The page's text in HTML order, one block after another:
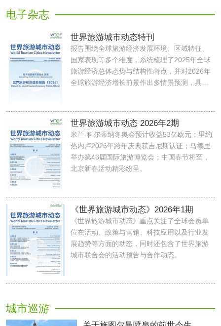
电子杂志
世界旅游城市动态特刊
报告围绕全球旅游经济发展环境、区域特征、
国家表现等多个维度，系统梳理了2025年全球
旅游经济总体态势与结构性特点，并对2026年
全球旅游经济增长前景作出多情景预测，具有
世界旅游城市动态 2026年2期
米兰-科尔蒂纳冬奥会预计收益53亿欧元；里约
热内卢2026年跨年庆典获吉尼斯认证；马德里
举办第46届国际旅游博览会；中国春节将至，
北京新春活动精彩纷呈。
《世界旅游城市动态》2026年1期
《世界旅游城市动态》重点关注了全球会员单
位在活动、政策与营销、科技应用以及行业发
展趋势等方面的动态，同时还包含了世界旅游
城市联合会的活动预告与合作动态。
城市巡游